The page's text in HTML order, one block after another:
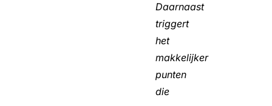
Daarnaast
triggert
het
makkelijker
punten
die